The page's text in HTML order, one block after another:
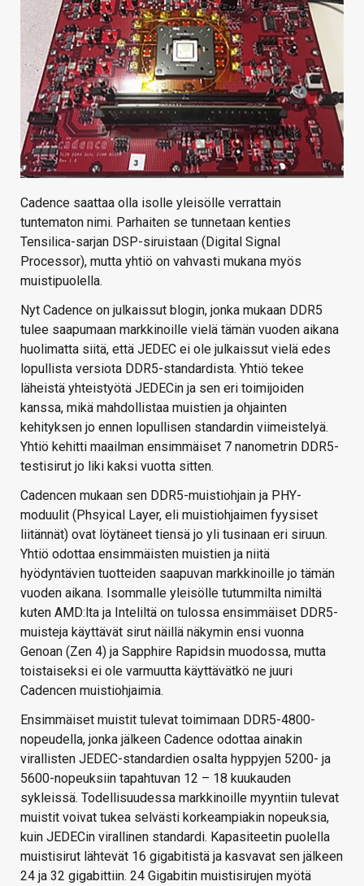
VAIHDA TEEMA
HAKU
Cadence saattaa olla isolle yleisölle verrattain
tuntematon nimi. Parhaiten se tunnetaan kenties
Tensilica-sarjan DSP-siruistaan (Digital Signal
Processor), mutta yhtiö on vahvasti mukana myös
muistipuolella.
Nyt Cadence on julkaissut blogin, jonka mukaan DDR5
tulee saapumaan markkinoille vielä tämän vuoden aikana
huolimatta siitä, että JEDEC ei ole julkaissut vielä edes
lopullista versiota DDR5-standardista. Yhtiö tekee
läheistä yhteistyötä JEDECin ja sen eri toimijoiden
kanssa, mikä mahdollistaa muistien ja ohjainten
kehityksen jo ennen lopullisen standardin viimeistelyä.
Yhtiö kehitti maailman ensimmäiset 7 nanometrin DDR5-
testisirut jo liki kaksi vuotta sitten.
Cadencen mukaan sen DDR5-muistiohjain ja PHY-
moduulit (Phsyical Layer, eli muistiohjaimen fyysiset
liitännät) ovat löytäneet tiensä jo yli tusinaan eri siruun.
Yhtiö odottaa ensimmäisten muistien ja niitä
hyödyntävien tuotteiden saapuvan markkinoille jo tämän
vuoden aikana. Isommalle yleisölle tutummilta nimiltä
kuten AMD:lta ja Inteliltä on tulossa ensimmäiset DDR5-
muisteja käyttävät sirut näillä näkymin ensi vuonna
Genoan (Zen 4) ja Sapphire Rapidsin muodossa, mutta
toistaiseksi ei ole varmuutta käyttävätkö ne juuri
Cadencen muistiohjaimia.
Ensimmäiset muistit tulevat toimimaan DDR5-4800-
nopeudella, jonka jälkeen Cadence odottaa ainakin
virallisten JEDEC-standardien osalta hyppyjen 5200- ja
5600-nopeuksiin tapahtuvan 12 – 18 kuukauden
sykleissä. Todellisuudessa markkinoille myyntiin tulevat
muistit voivat tukea selvästi korkeampiakin nopeuksia,
kuin JEDECin virallinen standardi. Kapasiteetin puolella
muistisirut lähtevät 16 gigabitistä ja kasvavat sen jälkeen
24 ja 32 gigabittiin. 24 Gigabitin muistisirujen myötä